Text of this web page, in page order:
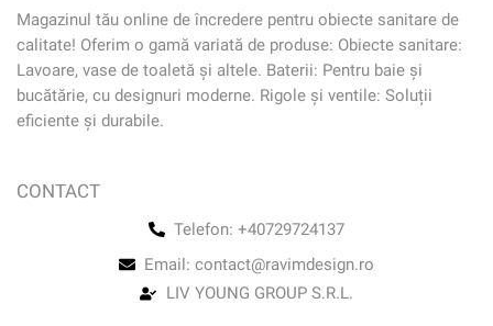
Magazinul tău online de încredere pentru obiecte sanitare de
calitate! Oferim o gamă variată de produse: Obiecte sanitare:
Lavoare, vase de toaletă și altele. Baterii: Pentru baie și
bucătărie, cu designuri moderne. Rigole și ventile: Soluții
eficiente și durabile.
CONTACT
Telefon: +40729724137
Email: contact@ravimdesign.ro
LIV YOUNG GROUP S.R.L.